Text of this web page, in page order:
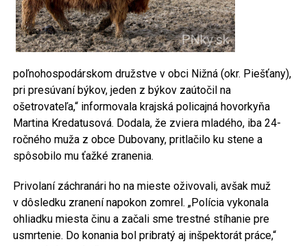
poľnohospodárskom družstve v obci Nižná (okr. Piešťany),
pri presúvaní býkov, jeden z býkov zaútočil na
ošetrovateľa,“ informovala krajská policajná hovorkyňa
Martina Kredatusová. Dodala, že zviera mladého, iba 24-
ročného muža z obce Dubovany, pritlačilo ku stene a
spôsobilo mu ťažké zranenia.
Privolaní záchranári ho na mieste oživovali, avšak muž
v dôsledku zranení napokon zomrel. „Polícia vykonala
ohliadku miesta činu a začali sme trestné stíhanie pre
usmrtenie. Do konania bol pribratý aj inšpektorát práce,“